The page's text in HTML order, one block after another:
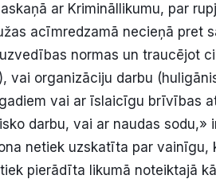
ar Krimināllikumu, par
acīmredzamā necieņā pret
normas un traucējot
vai organizāciju darbu
vai ar īslaicīgu brīvības
darbu, vai ar naudas sodu,»
netiek uzskatīta par vainīgu,
pierādīta likumā noteiktajā